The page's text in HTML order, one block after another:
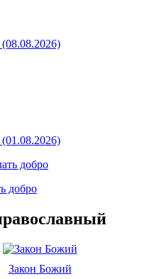
добро
Закон Божий